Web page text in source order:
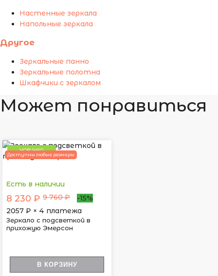
Настенные зеркала
Напольные зеркала
Другое
Зеркальные панно
Зеркальные полотна
Шкафчики с зеркалом
Может понравиться
НОВИНКА
Доступны любые размеры
Есть в наличии
8 230 ₽ 9 760 ₽
-15%
2057 ₽ × 4 платежа
Зеркало с подсветкой в
прихожую Эмерсон
В КОРЗИНУ